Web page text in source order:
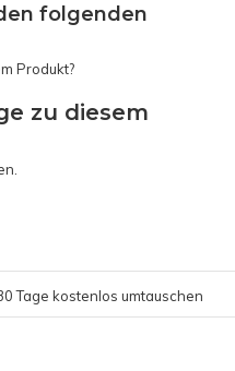
folgenden
zu diesem
Tage kostenlos umtauschen